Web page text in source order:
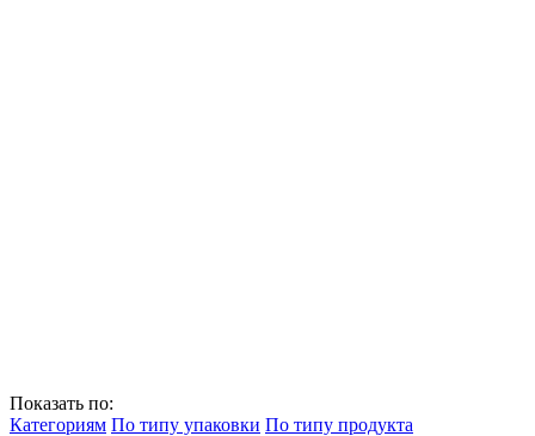
Показать по:
Категориям По типу упаковки По типу продукта